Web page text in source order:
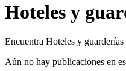
Hoteles y
Encuentra Hoteles y
Aún no hay publicaciones en